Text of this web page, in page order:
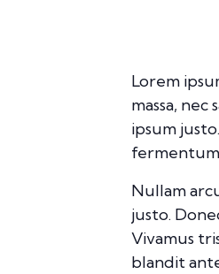
Lorem
massa,
ipsum
fermentum
Nullam
justo.
Vivamus
blandit